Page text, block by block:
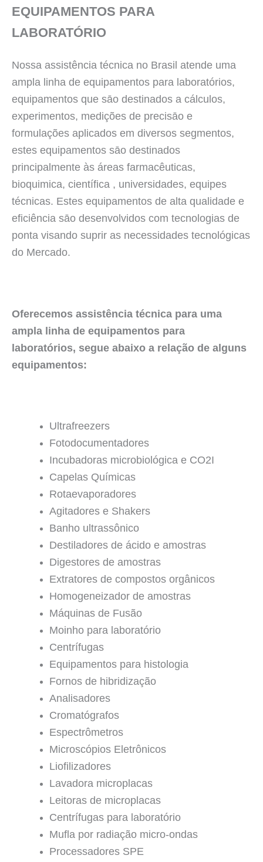
EQUIPAMENTOS PARA
LABORATÓRIO
Nossa assistência técnica no Brasil atende uma
ampla linha de equipamentos para laboratórios,
equipamentos que sāo destinados a cálculos,
experimentos, medições de precisāo e
formulações aplicados em diversos segmentos,
estes equipamentos sāo destinados
principalmente às áreas farmacêuticas,
bioquimica, científica , universidades, equipes
técnicas. Estes equipamentos de alta qualidade e
eficiência sāo desenvolvidos com tecnologias de
ponta visando suprir as necessidades tecnológicas
do Mercado.
Oferecemos assistência técnica para uma
ampla linha de equipamentos para
laboratórios, segue abaixo a relação de alguns
equipamentos:
Ultrafreezers
Fotodocumentadores
Incubadoras microbiológica e CO2I
Capelas Químicas
Rotaevaporadores
Agitadores e Shakers
Banho ultrassônico
Destiladores de ácido e amostras
Digestores de amostras
Extratores de compostos orgânicos
Homogeneizador de amostras
Máquinas de Fusão
Moinho para laboratório
Centrífugas
Equipamentos para histologia
Fornos de hibridização
Analisadores
Cromatógrafos
Espectrômetros
Microscópios Eletrônicos
Liofilizadores
Lavadora microplacas
Leitoras de microplacas
Centrífugas para laboratório
Mufla por radiação micro-ondas
Processadores SPE